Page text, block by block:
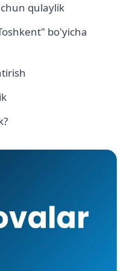
qulaylik
bo'yicha